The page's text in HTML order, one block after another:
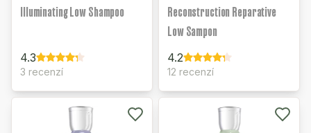
Illuminating Low Shampoo
4.3
3 recenzí
Reconstruction Reparative
Low Sampon
4.2
12 recenzí